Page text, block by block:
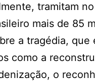
tramitam no
mais de 85
a tragédia, que
como a
o